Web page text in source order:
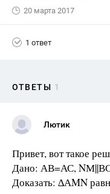
20 марта 2017
1 ответ
ОТВЕТЫ 1
Лютик
Привет, вот такое
Дано: АВ=АС,
Доказать: ∆АMN